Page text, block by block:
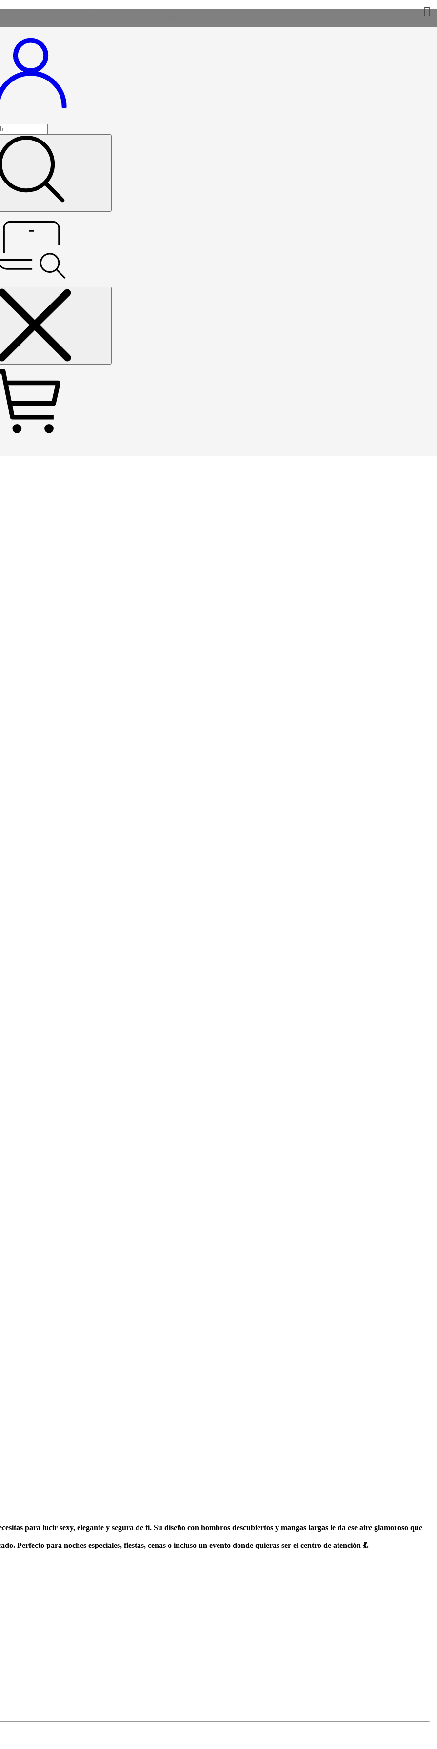
para lucir sexy, elegante y segura de ti. Su diseño con hombros descubiertos y mangas largas le da ese aire glamoroso que
Perfecto para noches especiales, fiestas, cenas o incluso un evento donde quieras ser el centro de atención 💃.